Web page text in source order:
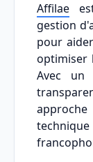
Affilae
gestion
pour
optimiser
Avec un